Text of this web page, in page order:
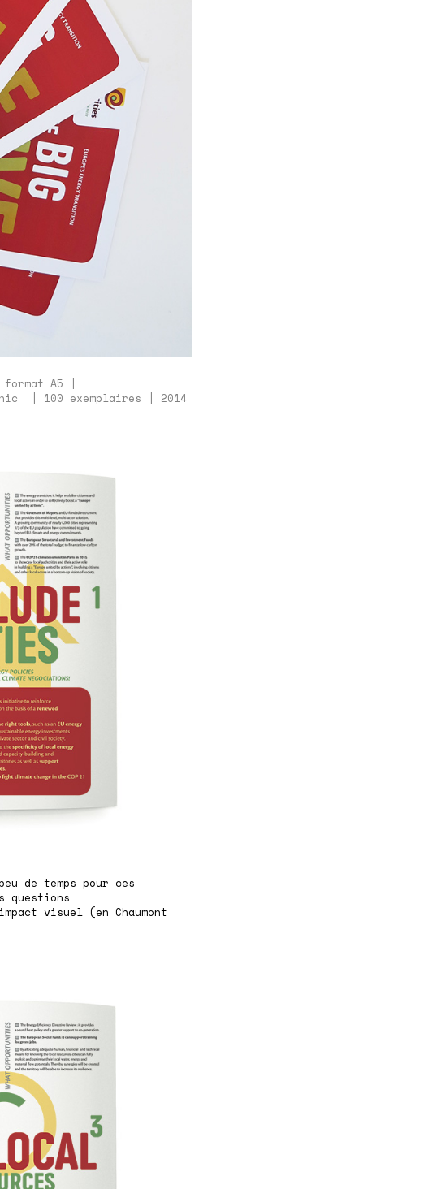
A5 |
| 100 exemplaires | 2014
de temps pour ces
visuel (en Chaumont